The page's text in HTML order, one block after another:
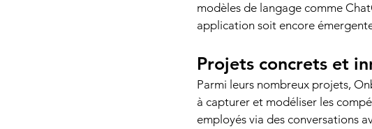
modèles de langage comme
application soit encore
Projets concrets et
Parmi leurs nombreux projets,
à capturer et modéliser les
employés via des conversations